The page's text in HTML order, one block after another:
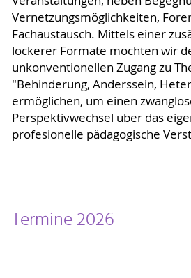
Vernetzungsmöglichkeiten,
Fachaustausch. Mittels einer
lockerer Formate möchten wir
unkonventionellen Zugang zu
"Behinderung, Anderssein,
ermöglichen, um einen
Perspektivwechsel über das
profesionelle pädagogische
Termine 2026